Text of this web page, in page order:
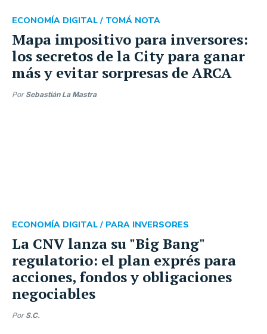
Mapa impositivo para inversores:
los secretos de la City para ganar
más y evitar sorpresas de ARCA
ECONOMÍA DIGITAL / TOMÁ NOTA
Por Sebastián La Mastra
La CNV lanza su "Big Bang"
regulatorio: el plan exprés para
acciones, fondos y obligaciones
negociables
ECONOMÍA DIGITAL / PARA INVERSORES
Por S.C.